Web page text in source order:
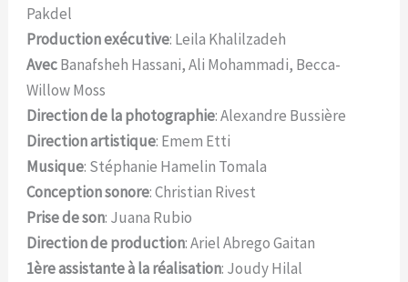
Pakdel
Production exécutive: Leila Khalilzadeh
AvecBanafsheh Hassani, Ali Mohammadi, Becca-
Willow Moss
Direction de la photographie: Alexandre Bussière
Direction artistique: Emem Etti
Musique: Stéphanie Hamelin Tomala
Conception sonore: Christian Rivest
Prise de son: Juana Rubio
Direction de production: Ariel Abrego Gaitan
1ère assistante à la réalisation: Joudy Hilal